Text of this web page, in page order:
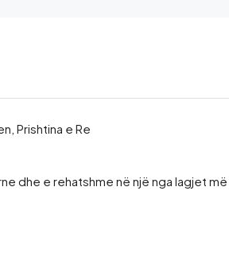
Prishtina e Re
dhe e rehatshme në një nga lagjet më